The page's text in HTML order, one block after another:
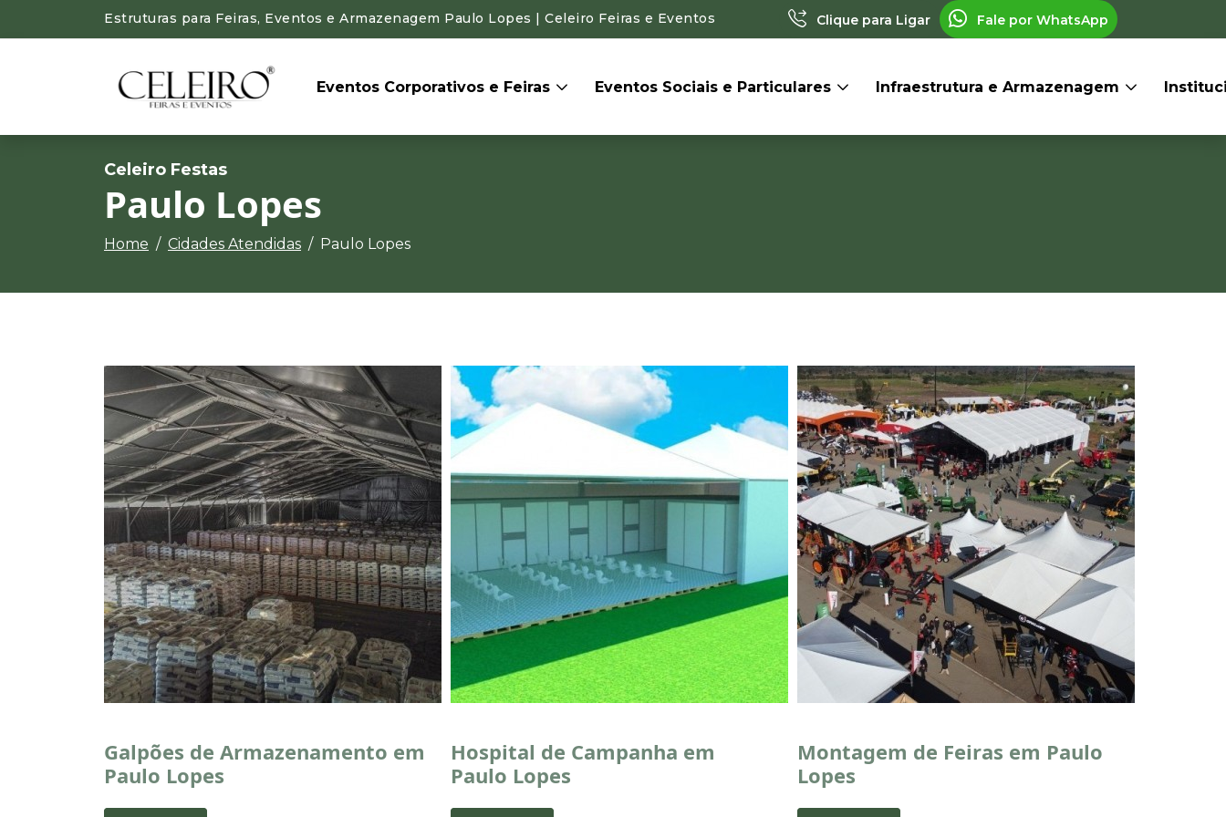
Estruturas para Feiras, Eventos e Armazenagem Paulo Lopes | Celeiro Feiras e Eventos Clique para Ligar Fale por WhatsApp
Eventos Corporativos e Feiras Eventos Sociais e Particulares Infraestrutura e Armazenagem
Celeiro Festas
Paulo Lopes
Home Cidades Atendidas Paulo Lopes
Galpões de Armazenamento em
Paulo Lopes
Hospital de Campanha em
Paulo Lopes
Montagem de Feiras em Paulo
Lopes